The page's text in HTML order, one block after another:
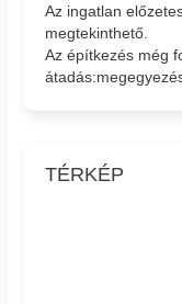
Az ingatlan
megtekinthető.
Az építkezés még
TÉRKÉP